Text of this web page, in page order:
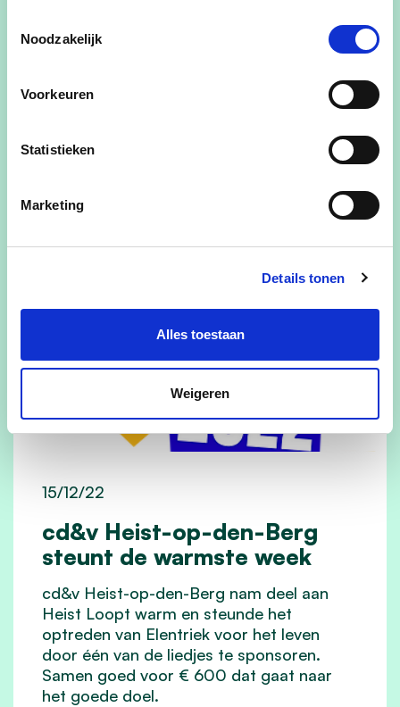
Noodzakelijk
Voorkeuren
Statistieken
Marketing
Details tonen
Alles toestaan
Weigeren
gemeenteraadsverkiezingen van 13
oktober 2024.
lees meer
cd&v Heist-op-den-Berg
steunt de warmste week
15/12/22
cd&v Heist-op-den-Berg nam deel aan
Heist Loopt warm en steunde het
optreden van Elentriek voor het leven
door één van de liedjes te sponsoren.
Samen goed voor € 600 dat gaat naar
het goede doel.